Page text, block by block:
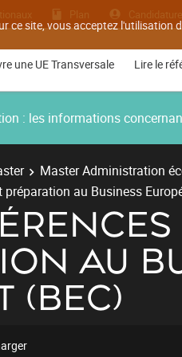
ce site, vous acceptez l'utilisation
Plan
une UE Transversale Lire le
: les informations
Master Administration
au Business
AU
(BEC)